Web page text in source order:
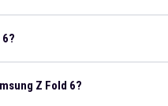
Z Fold 6?